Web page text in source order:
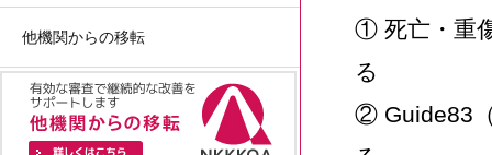
他機関からの移転
① 死亡・重
る
② Guide83